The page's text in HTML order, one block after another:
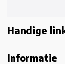
Handige
Informatie